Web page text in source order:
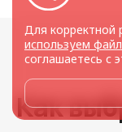
Как
Для корректной
используем
соглашаетесь с